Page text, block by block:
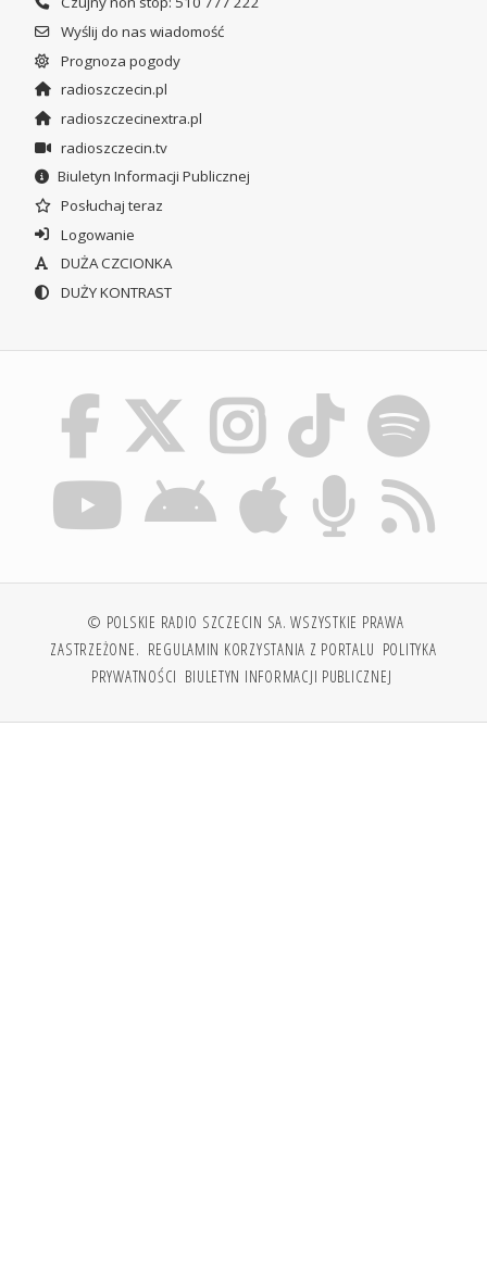
Wyślij do nas wiadomość
Prognoza pogody
radioszczecin.pl
radioszczecinextra.pl
radioszczecin.tv
Biuletyn Informacji Publicznej
Posłuchaj teraz
Logowanie
DUŻA CZCIONKA
DUŻY KONTRAST
© POLSKIE RADIO SZCZECIN SA. WSZYSTKIE PRAWA
ZASTRZEŻONE. REGULAMIN KORZYSTANIA Z PORTALU POLITYKA
PRYWATNOŚCI BIULETYN INFORMACJI PUBLICZNEJ